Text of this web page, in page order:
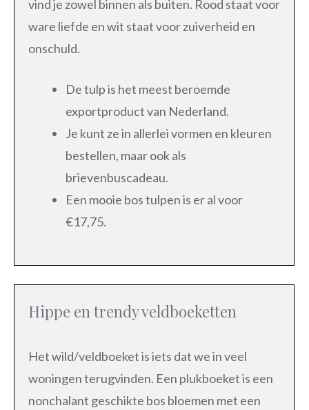
vind je zowel binnen als buiten. Rood staat voor
ware liefde en wit staat voor zuiverheid en
onschuld.
De tulp is het meest beroemde
exportproduct van Nederland.
Je kunt ze in allerlei vormen en kleuren
bestellen, maar ook als
brievenbuscadeau.
Een mooie bos tulpen is er al voor
€17,75.
Hippe en trendy veldboeketten
Het wild/veldboeket is iets dat we in veel
woningen terugvinden. Een plukboeket is een
nonchalant geschikte bos bloemen met een